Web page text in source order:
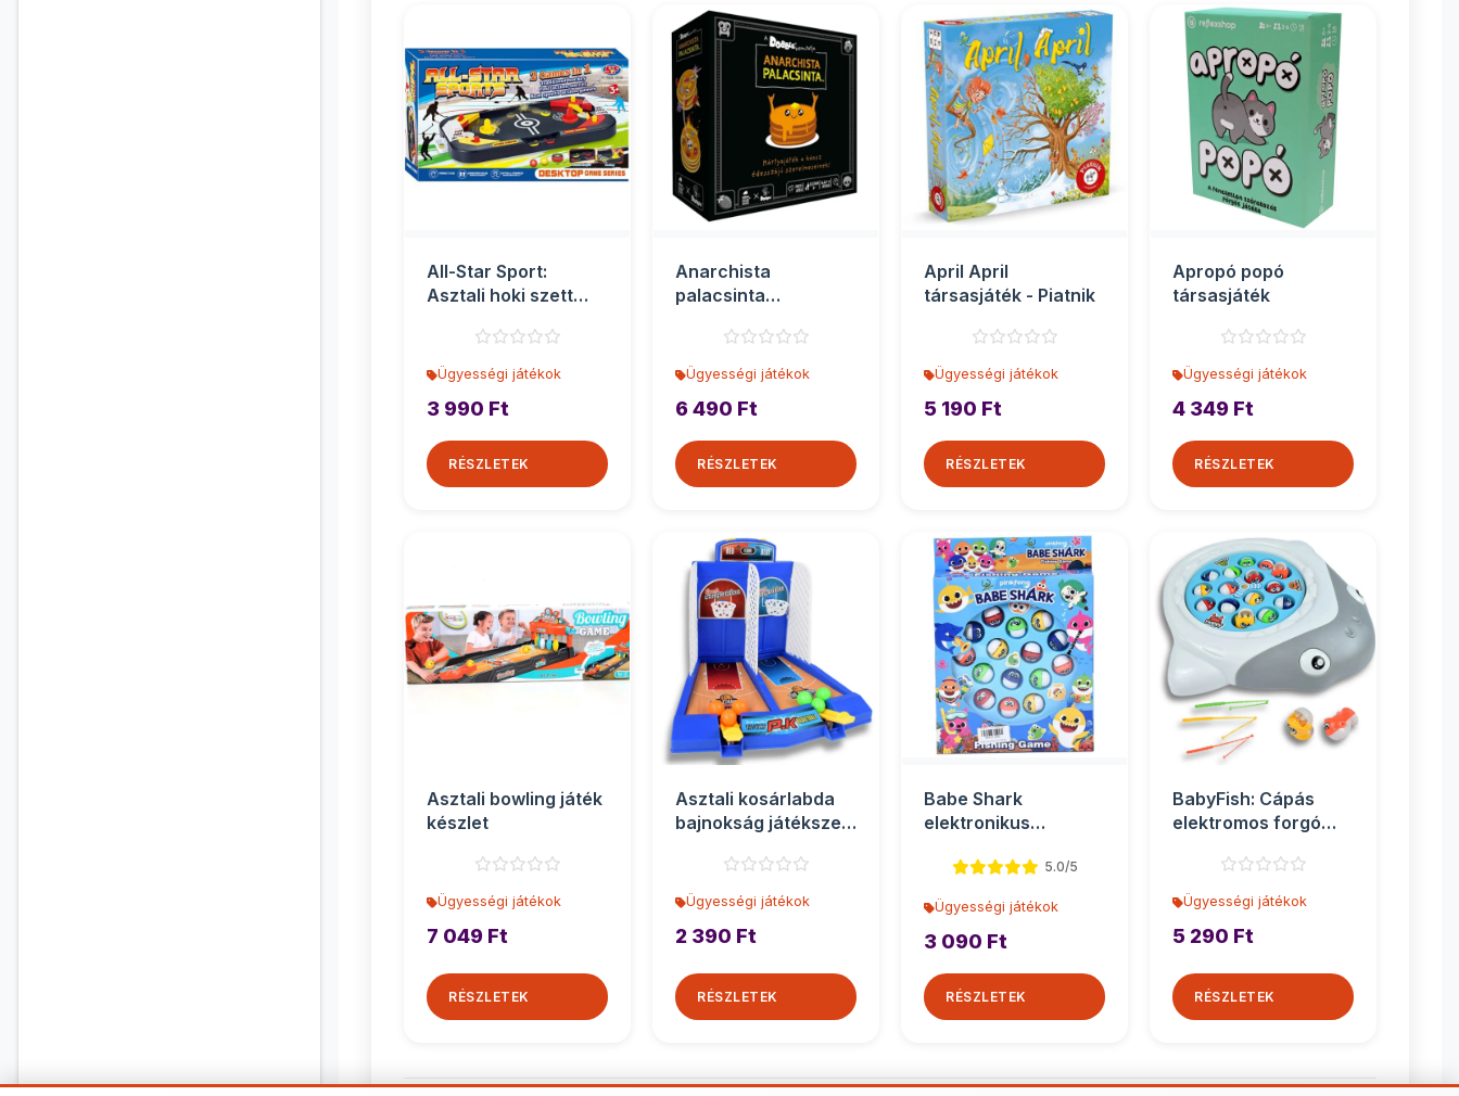
All-Star Sport:
Asztali hoki szett
Ügyességi játékok
3 990 Ft
RÉSZLETEK
Anarchista
palacsinta
Ügyességi játékok
6 490 Ft
RÉSZLETEK
April April
társasjáték - Piatnik
Ügyességi játékok
5 190 Ft
RÉSZLETEK
Apropó popó
társasjáték
Ügyességi játékok
4 349 Ft
RÉSZLETEK
Asztali bowling játék
készlet
Ügyességi játékok
7 049 Ft
RÉSZLETEK
Asztali kosárlabda
bajnokság játékszett
Ügyességi játékok
2 390 Ft
RÉSZLETEK
Babe Shark
elektronikus
5.0/5
Ügyességi játékok
3 090 Ft
RÉSZLETEK
BabyFish: Cápás
elektromos forgó
hanggal
Ügyességi játékok
5 290 Ft
RÉSZLETEK